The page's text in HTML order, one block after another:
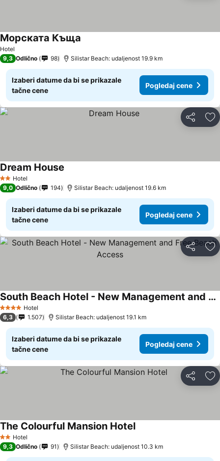
Hotel
Морската Къща
9,3 Odlično 98 Silistar Beach: udaljenost 19.9 km
Izaberi datume da bi se prikazale
tačne cene
Pogledaj cene
Deli
2 Zvezdice
Hotel
Dream House
9,0 Odlično 194 Silistar Beach: udaljenost 19.6 km
Izaberi datume da bi se prikazale
tačne cene
Pogledaj cene
Deli
4 ZvezdiceHotel
South Beach Hotel - New Management and Free Beach Access
6,3 1.507 Silistar Beach: udaljenost 19.1 km
Izaberi datume da bi se prikazale
tačne cene
Pogledaj cene
Deli
2 Zvezdice
Hotel
The Colourful Mansion Hotel
9,3 Odlično 91 Silistar Beach: udaljenost 10.3 km